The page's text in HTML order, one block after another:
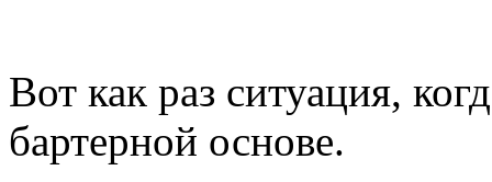
Вот как раз ситуация,
бартерной основе.